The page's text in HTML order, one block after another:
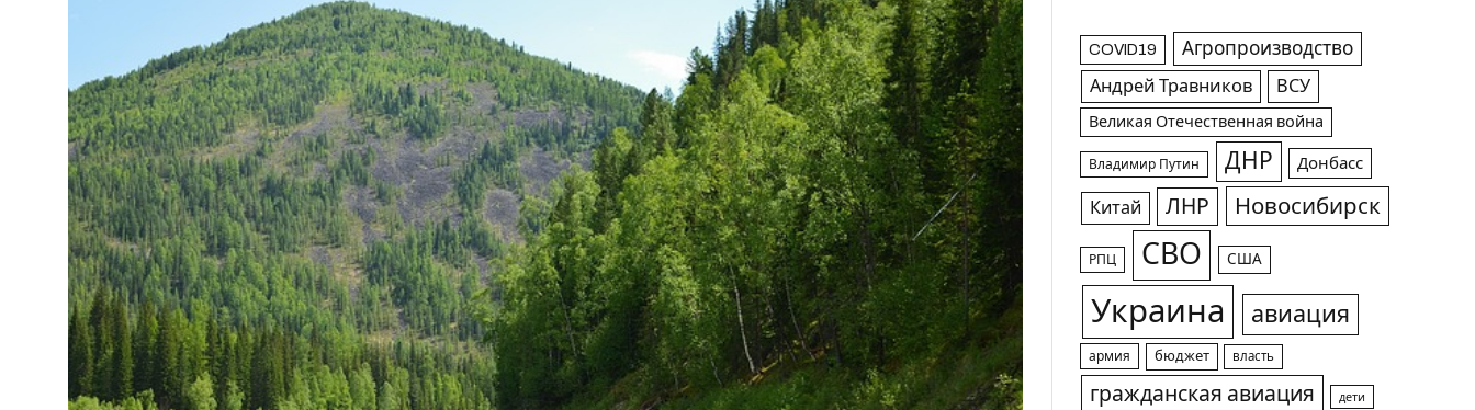
COVID19 Агропроизводство
Андрей Травников ВСУ
Великая Отечественная война
Владимир Путин ДНР Донбасс
Китай ЛНР Новосибирск
РПЦ СВО США
Украина авиация
армия бюджет власть
гражданская авиация дети